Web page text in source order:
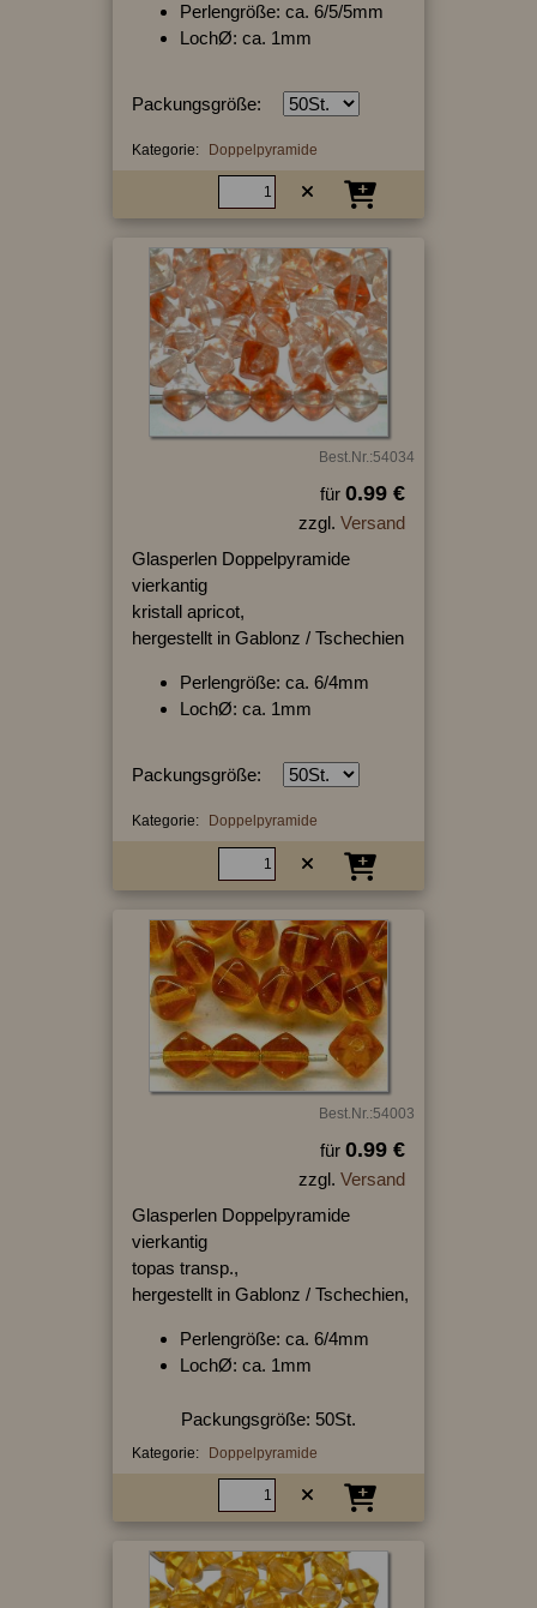
Perlengröße: ca. 6/5/5mm
LochØ: ca. 1mm
Packungsgröße:
Kategorie: Doppelpyramide
Best.Nr.:54034
für 0.99 €
zzgl. Versand
Glasperlen Doppelpyramide
vierkantig
kristall apricot,
hergestellt in Gablonz / Tschechien
Perlengröße: ca. 6/4mm
LochØ: ca. 1mm
Packungsgröße:
Kategorie: Doppelpyramide
Best.Nr.:54003
für 0.99 €
zzgl. Versand
Glasperlen Doppelpyramide
vierkantig
topas transp.,
hergestellt in Gablonz / Tschechien,
Perlengröße: ca. 6/4mm
LochØ: ca. 1mm
Packungsgröße: 50St.
Kategorie: Doppelpyramide